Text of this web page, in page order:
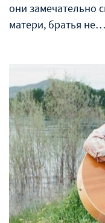
они замечательно
матери, братья не…